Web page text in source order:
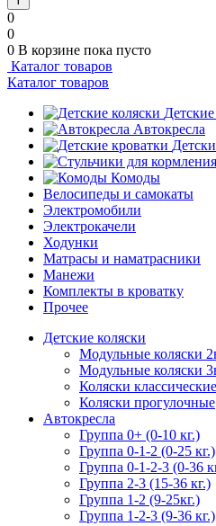
0
0
0 В корзине пока пусто
Каталог товаров
Каталог товаров
Автокресла
Комоды
Велосипеды и самокаты
Электромобили
Электрокачели
Ходунки
Матрасы и наматрасники
Манежи
Комплекты в кроватку
Прочее
Детские коляски
Модульные коляски
Модульные коляски
Коляски классические
Коляски прогулочные
Автокресла
Группа 0+ (0-10 кг.)
Группа 0-1-2 (0-25 кг.)
Группа 0-1-2-3 (0-36
Группа 2-3 (15-36 кг.)
Группа 1-2 (9-25кг.)
Группа 1-2-3 (9-36 кг.)